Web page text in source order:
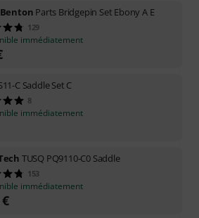
Parts Bridgepin Set Ebony A E
129
immédiatement
C Saddle Set C
8
immédiatement
TUSQ PQ9110-C0 Saddle
153
immédiatement
€